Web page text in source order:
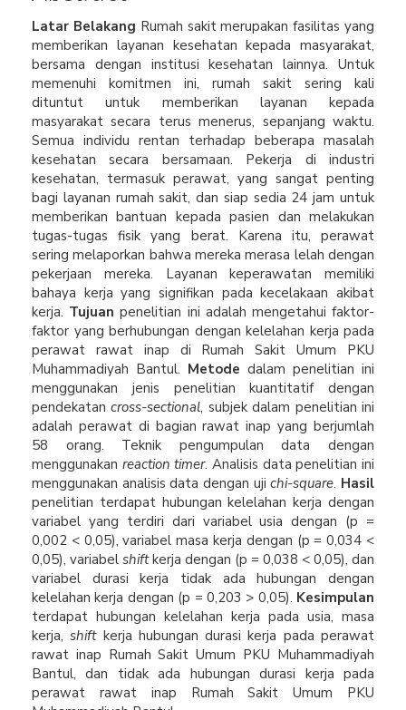
Latar Belakang Rumah sakit merupakan fasilitas yang
memberikan layanan kesehatan kepada masyarakat,
bersama dengan institusi kesehatan lainnya. Untuk
memenuhi komitmen ini, rumah sakit sering kali
dituntut untuk memberikan layanan kepada
masyarakat secara terus menerus, sepanjang waktu.
Semua individu rentan terhadap beberapa masalah
kesehatan secara bersamaan. Pekerja di industri
kesehatan, termasuk perawat, yang sangat penting
bagi layanan rumah sakit, dan siap sedia 24 jam untuk
memberikan bantuan kepada pasien dan melakukan
tugas-tugas fisik yang berat. Karena itu, perawat
sering melaporkan bahwa mereka merasa lelah dengan
pekerjaan mereka. Layanan keperawatan memiliki
bahaya kerja yang signifikan pada kecelakaan akibat
kerja. Tujuan penelitian ini adalah mengetahui faktor-
faktor yang berhubungan dengan kelelahan kerja pada
perawat rawat inap di Rumah Sakit Umum PKU
Muhammadiyah Bantul. Metode dalam penelitian ini
menggunakan jenis penelitian kuantitatif dengan
pendekatancross-sectional, subjek dalam penelitian ini
adalah perawat di bagian rawat inap yang berjumlah
58 orang. Teknik pengumpulan data dengan
menggunakan reaction timer. Analisis data penelitian ini
menggunakan analisis data dengan ujichi-square. Hasil
penelitian terdapat hubungan kelelahan kerja dengan
variabel yang terdiri dari variabel usia dengan (p =
0,002 < 0,05), variabel masa kerja dengan (p = 0,034 <
0,05), variabel shiftkerja dengan (p = 0,038 < 0,05), dan
variabel durasi kerja tidak ada hubungan dengan
kelelahan kerja dengan (p = 0,203 > 0,05). Kesimpulan
terdapat hubungan kelelahan kerja pada usia, masa
kerja,shift kerja hubungan durasi kerja pada perawat
rawat inap Rumah Sakit Umum PKU Muhammadiyah
Bantul, dan tidak ada hubungan durasi kerja pada
perawat rawat inap Rumah Sakit Umum PKU